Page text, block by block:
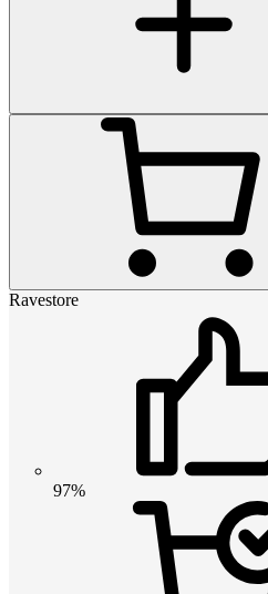
Ravestore
97%